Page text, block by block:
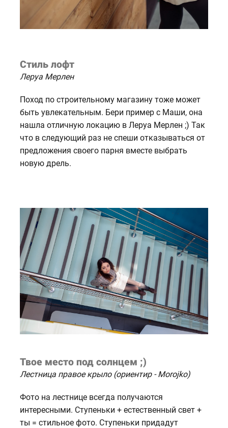
Стиль лофт
Леруа Мерлен
Поход по строительному магазину тоже может
быть увлекательным. Бери пример с Маши, она
нашла отличную локацию в Леруа Мерлен ;) Так
что в следующий раз не спеши отказываться от
предложения своего парня вместе выбрать
новую дрель.
Твое место под солнцем ;)
Лестница правое крыло (ориентир - Morojko)
Фото на лестнице всегда получаются
интересными. Ступеньки + естественный свет +
ты = стильное фото. Ступеньки придадут